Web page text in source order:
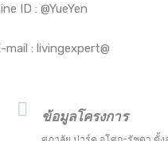
ID : @YueYen
mail : livingexpert@
ข้อมูลโครงการ